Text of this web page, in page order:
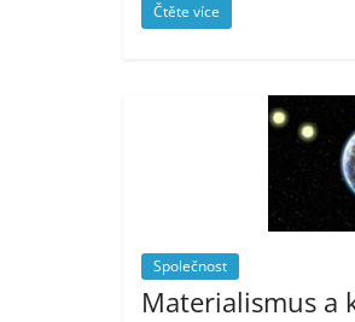
Čtěte více
Společnost
Materialismus a